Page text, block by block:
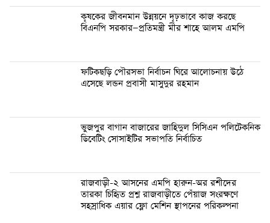
কৃষকের জীবনমান উন্নয়নে দৃঢ়ভাবে কাজ করছে
বিএনপি সরকার—প্রতিমন্ত্রী মীর শাহে আলম এমপি
ফটিকছড়ি পৌরসভা নির্বাচন ঘিরে আলোচনায় উঠে
এসেছে লন্ডন প্রবাসী মাসুদুর রহমান
ভুজপুর বাগান বাজারের জাহিদুল সিসিএন পলিটেকনিক
ডিবেটিং সোসাইটির সভাপতি নির্বাচিত
রাজবাড়ী-২ আসনের এমপি হারুন-অর রশীদের
তারকা চিহিৃত প্রশ্ন রাজবাড়ীতে পেঁয়াজ সংরক্ষণে
সহস্রাধিক এয়ার ফ্লো মেশিন স্থাপনের পরিকল্পনা